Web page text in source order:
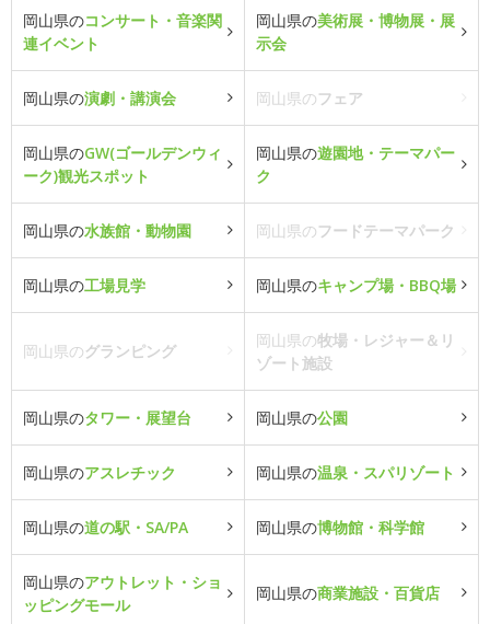
岡山県のコンサート・音楽関
連イベント
岡山県の美術展・博物展・展
示会
岡山県の演劇・講演会 岡山県のフェア
岡山県のGW(ゴールデンウィ
ーク)観光スポット
岡山県の遊園地・テーマパー
ク
岡山県の水族館・動物園 岡山県のフードテーマパーク
岡山県の工場見学 岡山県のキャンプ場・BBQ場
岡山県のグランピング
岡山県の牧場・レジャー＆リ
ゾート施設
岡山県のタワー・展望台 岡山県の公園
岡山県のアスレチック 岡山県の温泉・スパリゾート
岡山県の道の駅・SA/PA 岡山県の博物館・科学館
岡山県のアウトレット・ショ
ッピングモール
岡山県の商業施設・百貨店